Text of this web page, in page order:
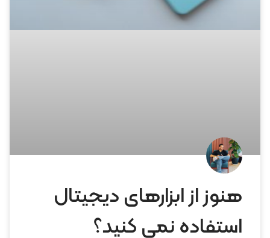
هنوز از ابزارهای دیجیتال
استفاده نمی کنید؟